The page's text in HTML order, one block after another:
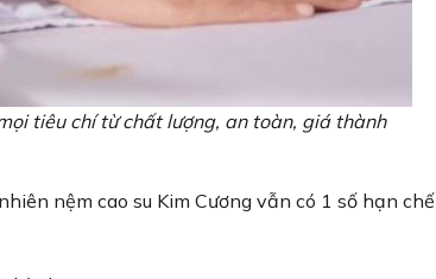
tiêu chí từ chất lượng, an toàn, giá thành
nệm cao su Kim Cương vẫn có 1 số hạn chế